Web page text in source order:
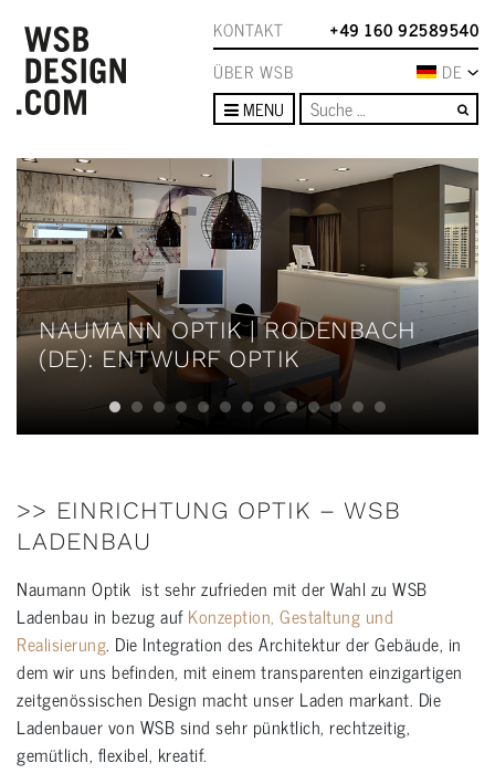
KONTAKT
+49 160 92589540
ÜBER WSB
DE
MENU
NAUMANN OPTIK | RODENBACH
(DE): ENTWURF OPTIK
>> EINRICHTUNG OPTIK – WSB
LADENBAU
Naumann Optik ist sehr zufrieden mit der Wahl zu WSB
Ladenbau in bezug aufKonzeption, Gestaltung und
Realisierung. Die Integration des Architektur der Gebäude, in
dem wir uns befinden, mit einem transparenten einzigartigen
zeitgenössischen Design macht unser Laden markant. Die
Ladenbauer von WSB sind sehr pünktlich, rechtzeitig,
gemütlich, flexibel, kreatif.